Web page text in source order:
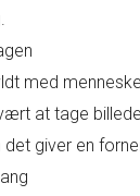
med
at tage
det giver en